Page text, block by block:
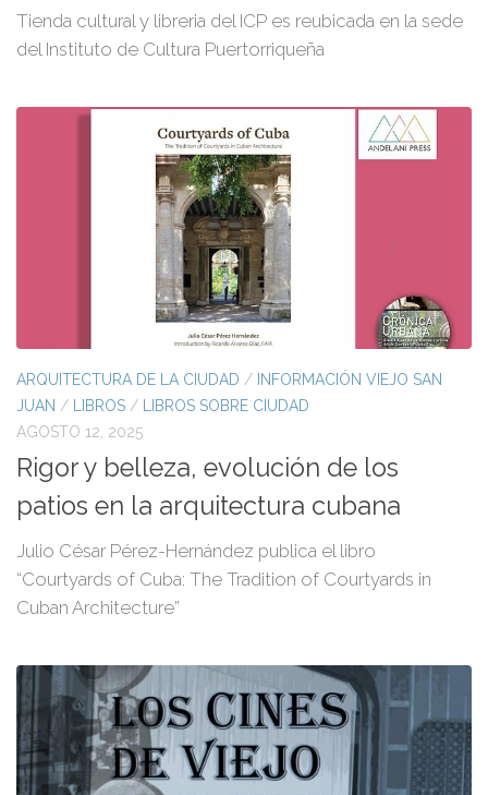
Tienda cultural y libreria del ICP es reubicada en la sede
del Instituto de Cultura Puertorriqueña
ARQUITECTURA DE LA CIUDAD / INFORMACIÓN VIEJO SAN
JUAN / LIBROS /
LIBROS SOBRE CIUDAD
AGOSTO 12, 2025
Rigor y belleza, evolución de los
patios en la arquitectura cubana
Julio César Pérez-Hernández publica el libro
“Courtyards of Cuba: The Tradition of Courtyards in
Cuban Architecture”